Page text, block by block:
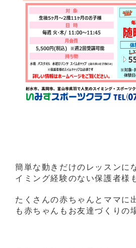
簡単な動きだけのレッスンに
イミング経験のない保護者様
たくさんの赤ちゃんとママに
も赤ちゃんもお友達づくりの